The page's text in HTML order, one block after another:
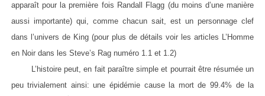
apparaît pour la première fois Randall Flagg (du moins d’une manière
aussi importante) qui, comme chacun sait, est un personnage clef
dans l’univers de King (pour plus de détails voir les articles L’Homme
en Noir dans les Steve’s Rag numéro 1.1 et 1.2)
L’histoire peut, en fait paraître simple et pourrait être résumée un
peu trivialement ainsi: une épidémie cause la mort de 99.4% de la